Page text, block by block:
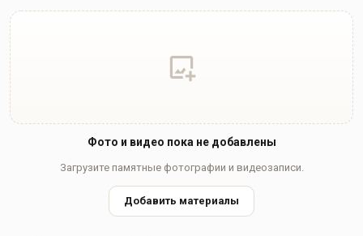
Фото и видео пока не добавлены
Загрузите памятные фотографии и видеозаписи.
Добавить материалы